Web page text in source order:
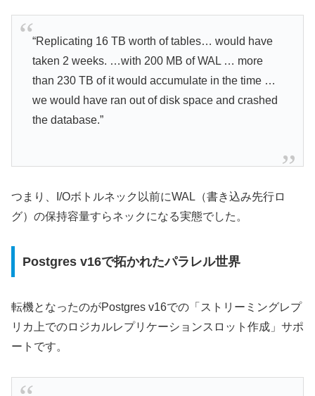
“Replicating 16 TB worth of tables… would have
taken 2 weeks. …with 200 MB of WAL … more
than 230 TB of it would accumulate in the time …
we would have ran out of disk space and crashed
the database.”
つまり、I/Oボトルネック以前にWAL（書き込み先行ロ
グ）の保持容量すらネックになる実態でした。
Postgres v16で拓かれたパラレル世界
転機となったのがPostgres v16での「ストリーミングレプ
リカ上でのロジカルレプリケーションスロット作成」サポ
ートです。